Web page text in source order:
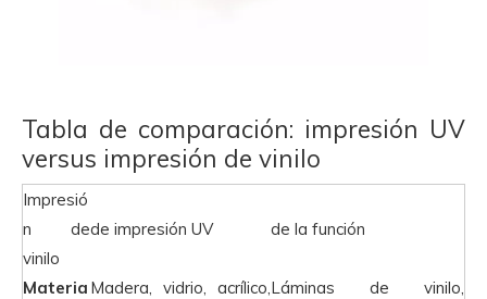
Tabla de comparación: impresión UV
versus impresión de vinilo
Impresió
n de
vinilo
de impresión UV de la función
Materia Madera, vidrio, acrílico,Láminas de vinilo,